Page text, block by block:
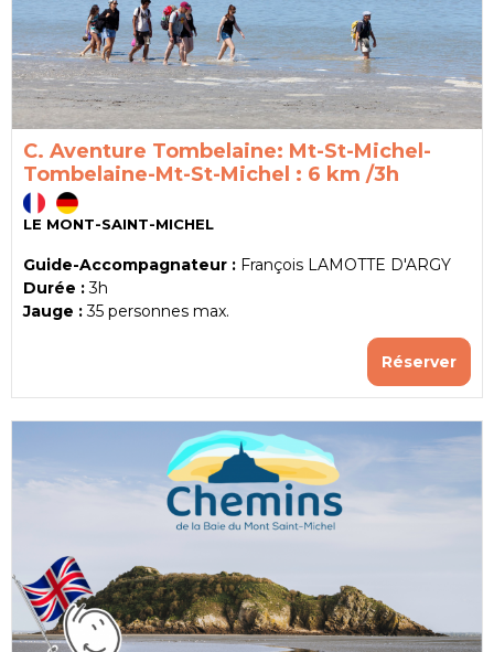
C. Aventure Tombelaine: Mt-St-Michel-
Tombelaine-Mt-St-Michel : 6 km /3h
LE MONT-SAINT-MICHEL
Guide-Accompagnateur : François LAMOTTE D'ARGY
Durée : 3h
Jauge : 35 personnes max.
Réserver